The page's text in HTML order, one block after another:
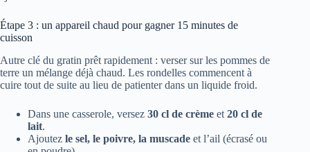
Étape 3 : un appareil chaud pour gagner 15 minutes de
cuisson
Autre clé du gratin prêt rapidement : verser sur les pommes de
terre un mélange déjà chaud. Les rondelles commencent à
cuire tout de suite au lieu de patienter dans un liquide froid.
Dans une casserole, versez 30 cl de crème et 20 cl de
lait.
Ajoutez le sel, le poivre, la muscade et l’ail (écrasé ou